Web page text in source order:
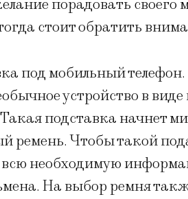
порадовать
стоит обратить
под мобильный
устройство в
подставка начнет
ремень. Чтобы такой
всю необходимую
На выбор ремня